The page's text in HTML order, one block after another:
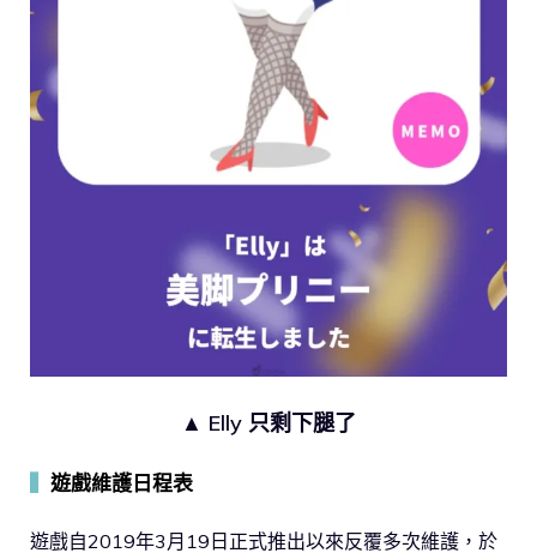
▲ Elly 只剩下腿了
遊戲維護日程表
遊戲自2019年3月19日正式推出以來反覆多次維護，於